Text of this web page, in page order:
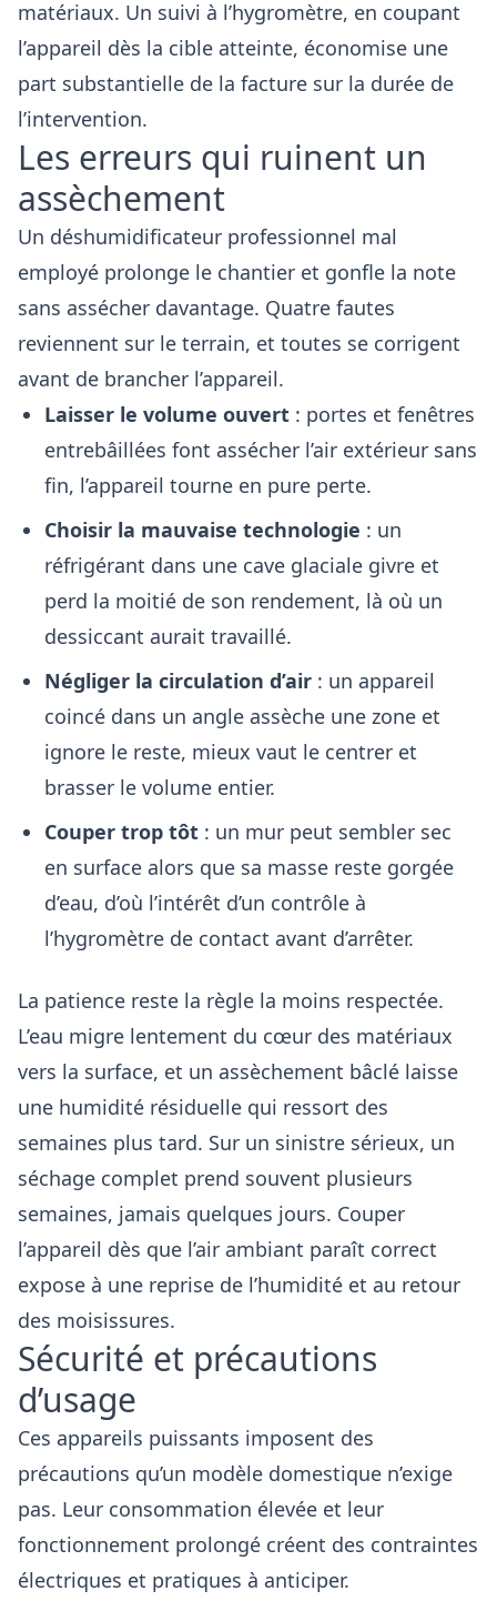
matériaux. Un suivi à l’hygromètre, en coupant
l’appareil dès la cible atteinte, économise une
part substantielle de la facture sur la durée de
l’intervention.
Les erreurs qui ruinent un
assèchement
Un déshumidificateur professionnel mal
employé prolonge le chantier et gonfle la note
sans assécher davantage. Quatre fautes
reviennent sur le terrain, et toutes se corrigent
avant de brancher l’appareil.
Laisser le volume ouvert : portes et fenêtres
entrebâillées font assécher l’air extérieur sans
fin, l’appareil tourne en pure perte.
Choisir la mauvaise technologie : un
réfrigérant dans une cave glaciale givre et
perd la moitié de son rendement, là où un
dessiccant aurait travaillé.
Négliger la circulation d’air : un appareil
coincé dans un angle assèche une zone et
ignore le reste, mieux vaut le centrer et
brasser le volume entier.
Couper trop tôt : un mur peut sembler sec
en surface alors que sa masse reste gorgée
d’eau, d’où l’intérêt d’un contrôle à
l’hygromètre de contact avant d’arrêter.
La patience reste la règle la moins respectée.
L’eau migre lentement du cœur des matériaux
vers la surface, et un assèchement bâclé laisse
une humidité résiduelle qui ressort des
semaines plus tard. Sur un sinistre sérieux, un
séchage complet prend souvent plusieurs
semaines, jamais quelques jours. Couper
l’appareil dès que l’air ambiant paraît correct
expose à une reprise de l’humidité et au retour
des moisissures.
Sécurité et précautions
d’usage
Ces appareils puissants imposent des
précautions qu’un modèle domestique n’exige
pas. Leur consommation élevée et leur
fonctionnement prolongé créent des contraintes
électriques et pratiques à anticiper.